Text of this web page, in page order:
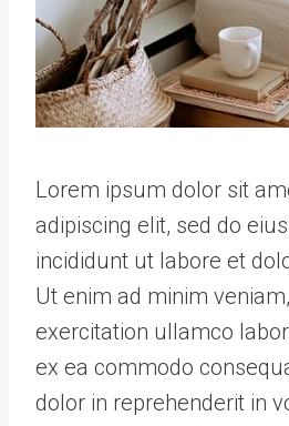
Lorem ipsum dolor sit
adipiscing elit, sed do
incididunt ut labore et
Ut enim ad minim
exercitation ullamco
ex ea commodo
dolor in reprehenderit in